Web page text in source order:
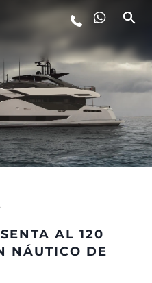
VIDA
SOMOS?
AL 120
NÁUTICO DE